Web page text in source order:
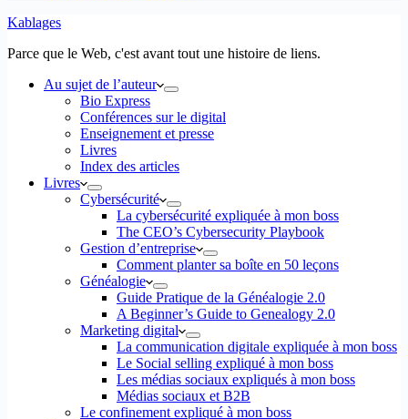
Kablages
Parce que le Web, c'est avant tout une histoire de liens.
Au sujet de l’auteur
Bio Express
Conférences sur le digital
Enseignement et presse
Livres
Index des articles
Livres
Cybersécurité
La cybersécurité expliquée à mon boss
The CEO’s Cybersecurity Playbook
Gestion d’entreprise
Comment planter sa boîte en 50 leçons
Généalogie
Guide Pratique de la Généalogie 2.0
A Beginner’s Guide to Genealogy 2.0
Marketing digital
La communication digitale expliquée à mon boss
Le Social selling expliqué à mon boss
Les médias sociaux expliqués à mon boss
Médias sociaux et B2B
Le confinement expliqué à mon boss